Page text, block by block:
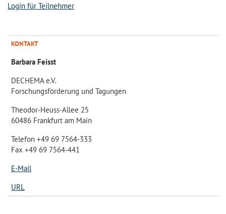
Login für Teilnehmer
KONTAKT
Barbara Feisst
DECHEMA e.V.
Forschungsförderung und Tagungen
Theodor-Heuss-Allee 25
60486 Frankfurt am Main
Telefon +49 69 7564-333
Fax +49 69 7564-441
E-Mail
URL